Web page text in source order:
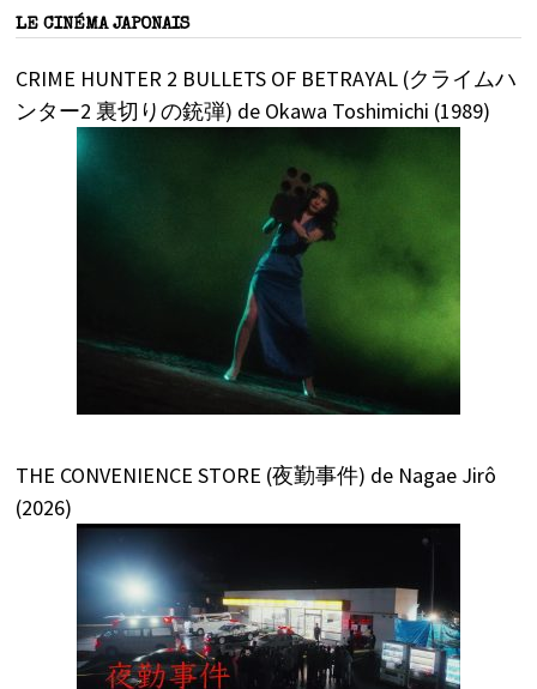
LE CINÉMA JAPONAIS
CRIME HUNTER 2 BULLETS OF BETRAYAL (クライムハ
ンター2 裏切りの銃弾) de Okawa Toshimichi (1989)
THE CONVENIENCE STORE (夜勤事件) de Nagae Jirô
(2026)